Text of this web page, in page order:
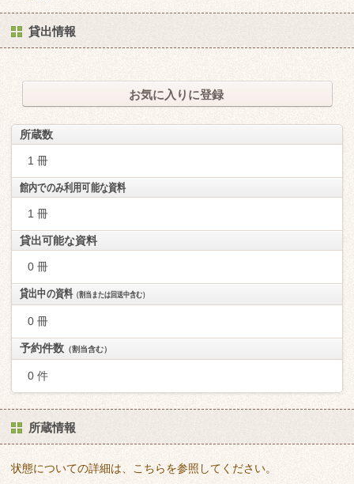
貸出情報
お気に入りに登録
所蔵数
1 冊
館内でのみ利用可能な資料
1 冊
貸出可能な資料
0 冊
貸出中の資料（割当または回送中含む）
0 冊
予約件数 （割当含む）
0 件
所蔵情報
状態についての詳細は、こちらを参照してください。